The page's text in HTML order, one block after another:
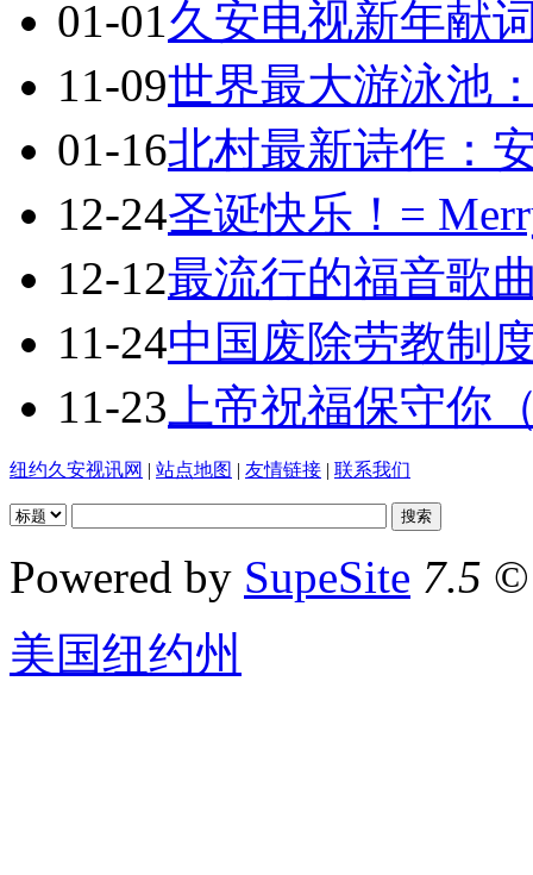
01-01久安电视新年献
11-09世界最大游泳池
01-16北村最新诗作：
12-24圣诞快乐！=
12-12最流行的福音歌
11-24中国废除劳教制
11-23 上帝祝福保守你
纽约久安视讯网 | 站点地图 | 友情链接 | 联系我们
Powered by SupeSite 7.5 ©
美国纽约州